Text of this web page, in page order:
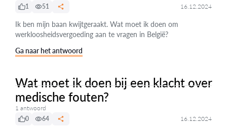
1
51 16.12.2024
Ik ben mijn baan kwijtgeraakt. Wat moet ik doen om
werkloosheidsvergoeding aan te vragen in België?
Ga naar het antwoord
Wat moet ik doen bij een klacht over
medische fouten?
1 antwoord
0
64 16.12.2024